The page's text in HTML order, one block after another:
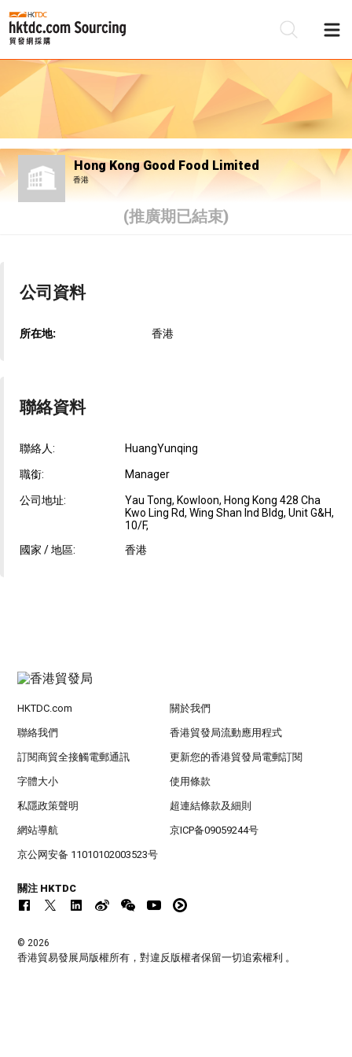
Hong Kong Good Food Limited
香港
(推廣期已結束)
公司資料
所在地: 香港
聯絡資料
聯絡人: HuangYunqing
職銜: Manager
公司地址:
Yau Tong, Kowloon, Hong Kong 428 Cha
Kwo Ling Rd, Wing Shan Ind Bldg, Unit G&H,
10/F,
國家 / 地區:
香港
HKTDC.com 關於我們
聯絡我們 香港貿發局流動應用程式
訂閱商貿全接觸電郵通訊 更新您的香港貿發局電郵訂閱
字體大小 使用條款
私隱政策聲明 超連結條款及細則
網站導航 京ICP备09059244号
京公网安备 11010102003523号
關注 HKTDC
© 2026
香港貿易發展局版權所有，對違反版權者保留一切追索權利 。